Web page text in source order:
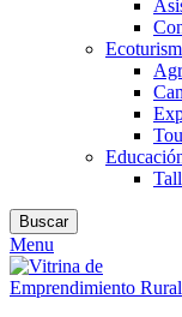
Buscar
Menu